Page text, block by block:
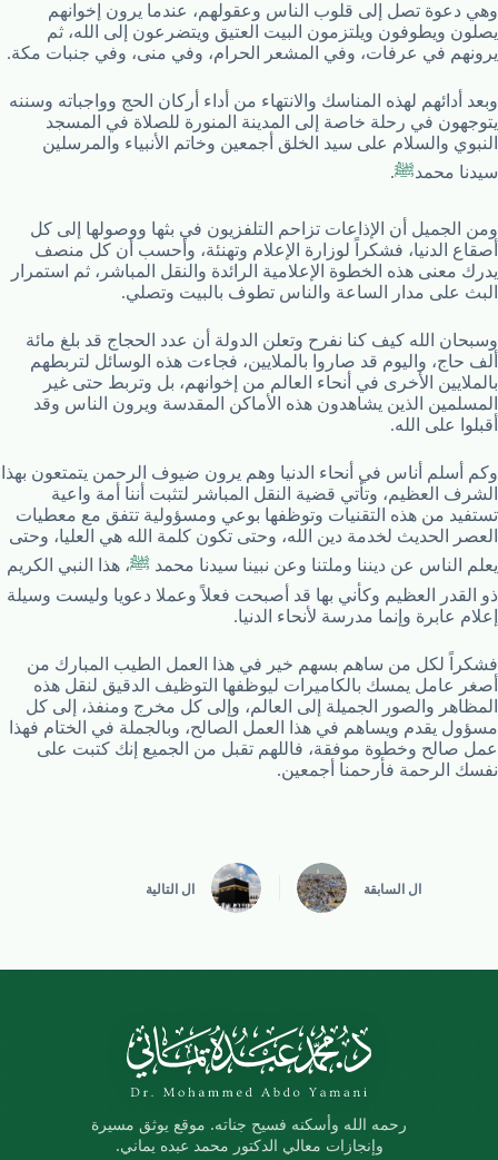
وهي دعوة تصل إلى قلوب الناس وعقولهم، عندما يرون إخوانهم
يصلون ويطوفون ويلتزمون البيت العتيق ويتضرعون إلى الله، ثم
يرونهم في عرفات، وفي المشعر الحرام، وفي منى، وفي جنبات مكة.
وبعد أدائهم لهذه المناسك والانتهاء من أداء أركان الحج وواجباته وسننه
يتوجهون في رحلة خاصة إلى المدينة المنورة للصلاة في المسجد
النبوي والسلام على سيد الخلق أجمعين وخاتم الأنبياء والمرسلين
سيدنا محمدﷺ.
ومن الجميل أن الإذاعات تزاحم التلفزيون في بثها ووصولها إلى كل
أصقاع الدنيا، فشكراً لوزارة الإعلام وتهنئة، وأحسب أن كل منصف
يدرك معنى هذه الخطوة الإعلامية الرائدة والنقل المباشر، ثم استمرار
البث على مدار الساعة والناس تطوف بالبيت وتصلي.
وسبحان الله كيف كنا نفرح وتعلن الدولة أن عدد الحجاج قد بلغ مائة
ألف حاج، واليوم قد صاروا بالملايين، فجاءت هذه الوسائل لتربطهم
بالملايين الأخرى في أنحاء العالم من إخوانهم، بل وتربط حتى غير
المسلمين الذين يشاهدون هذه الأماكن المقدسة ويرون الناس وقد
أقبلوا على الله.
وكم أسلم أناس في أنحاء الدنيا وهم يرون ضيوف الرحمن يتمتعون بهذا
الشرف العظيم، وتأتي قضية النقل المباشر لتثبت أننا أمة واعية
تستفيد من هذه التقنيات وتوظفها بوعي ومسؤولية تتفق مع معطيات
العصر الحديث لخدمة دين الله، وحتى تكون كلمة الله هي العليا، وحتى
يعلم الناس عن ديننا وملتنا وعن نبينا سيدنا محمد ﷺ، هذا النبي الكريم
ذو القدر العظيم وكأني بها قد أصبحت فعلاً وعملا دعويا وليست وسيلة
إعلام عابرة وإنما مدرسة لأنحاء الدنيا.
فشكراً لكل من ساهم بسهم خير في هذا العمل الطيب المبارك من
أصغر عامل يمسك بالكاميرات ليوظفها التوظيف الدقيق لنقل هذه
المظاهر والصور الجميلة إلى العالم، وإلى كل مخرج ومنفذ، إلى كل
مسؤول يقدم ويساهم في هذا العمل الصالح، وبالجملة في الختام فهذا
عمل صالح وخطوة موفقة، فاللهم تقبل من الجميع إنك كتبت على
نفسك الرحمة فأرحمنا أجمعين.
ال السابقة ال التالية
رحمه الله وأسكنه فسيح جناته. موقع يوثق مسيرة
وإنجازات معالي الدكتور محمد عبده يماني.